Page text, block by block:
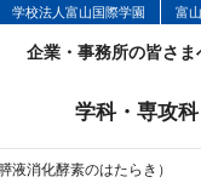
学校法人富山国際学園 富
企業・事務所の皆さま
学科・専攻科
液消化酵素のはたらき）